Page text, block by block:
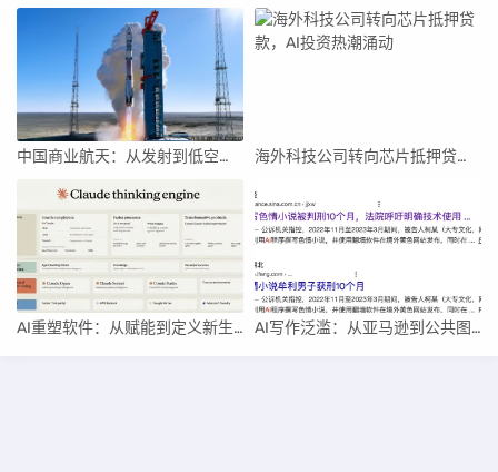
中国商业航天：从发射到低空经济，全面加速 海外科技公司转向芯片抵押贷款，AI投资热潮涌动
AI重塑软件：从赋能到定义新生产关系 AI写作泛滥：从亚马逊到公共图书馆的“赛博泔水”